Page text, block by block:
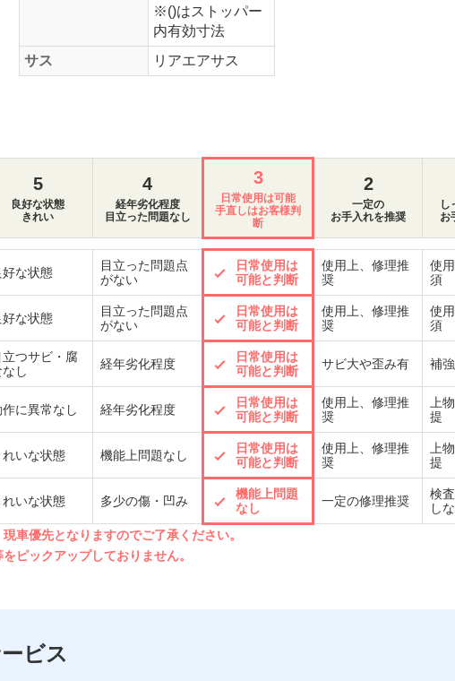
※()はストッパー
内有効寸法
サス
リアエアサス
5
良好な状態
きれい
4
経年劣化程度
目立った問題なし
3
日常使用は可能
手直しはお客様判
断
2
一定の
お手入れを推奨
し
お
好な状態
目立った問題点
がない
日常使用は
可能と判断
使用上、修理推
奨
使
須
好な状態
目立った問題点
がない
日常使用は
可能と判断
使用上、修理推
奨
使
須
立つサビ・腐
し
経年劣化程度
日常使用は
可能と判断
サビ大や歪み有 補
作に異常なし 経年劣化程度
日常使用は
可能と判断
使用上、修理推
奨
上
提
れいな状態 機能上問題なし
日常使用は
可能と判断
使用上、修理推
奨
上
提
れいな状態 多少の傷・凹み
機能上問題
なし
一定の修理推奨
検
し
車優先となりますのでご了承ください。
ピックアップしておりません。
ビス